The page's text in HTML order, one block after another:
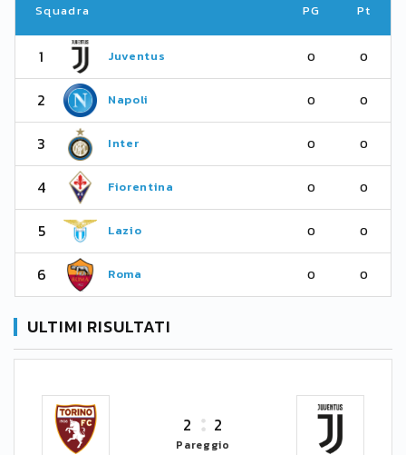
Squadra PG Pt
1 Juventus 0 0
2 Napoli 0 0
3 Inter 0 0
4 Fiorentina 0 0
5 Lazio 0 0
6 Roma 0 0
ULTIMI RISULTATI
2 2
Pareggio